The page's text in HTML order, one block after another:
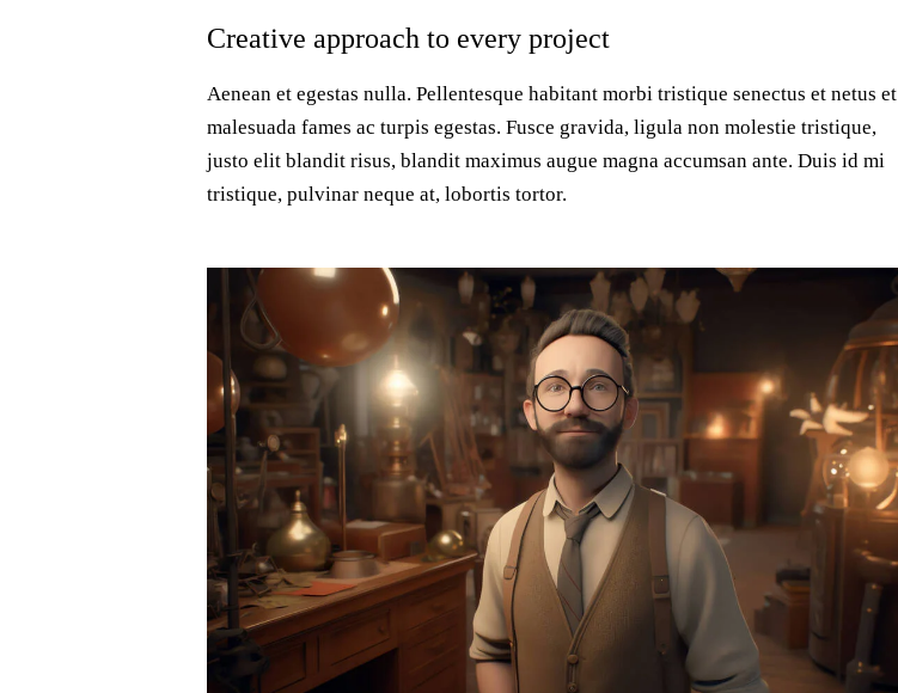
Creative approach to every project
Aenean et egestas nulla. Pellentesque habitant morbi tristique senectus et netus et
malesuada fames ac turpis egestas. Fusce gravida, ligula non molestie tristique,
justo elit blandit risus, blandit maximus augue magna accumsan ante. Duis id mi
tristique, pulvinar neque at, lobortis tortor.